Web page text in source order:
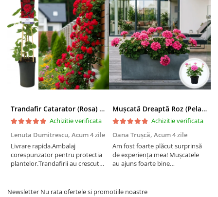
Trandafir Catarator (Rosa) Red Climber - 75cm
Achizitie verificata
Lenuta Dumitrescu, Acum 4 zile
Livrare rapida.Ambalaj
corespunzator pentru protectia
plantelor.Trandafirii au crescut
Mușcată Dreaptă Roz (Pelargonium Zonale)
Achizitie verificata
Oana Trușcă, Acum 4 zile
Am fost foarte plăcut surprinsă
de experiența mea! Mușcatele
au ajuns foarte bine
transportului. Se vede că au fost
Newsletter Nu rata ofertele si promotiile noastre